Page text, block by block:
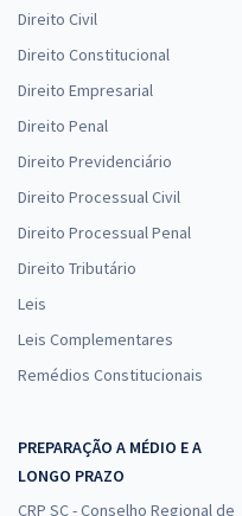
Direito Civil
Direito Constitucional
Direito Empresarial
Direito Penal
Direito Previdenciário
Direito Processual Civil
Direito Processual Penal
Direito Tributário
Leis
Leis Complementares
Remédios Constitucionais
PREPARAÇÃO A MÉDIO E A
LONGO PRAZO
CRP SC - Conselho Regional de